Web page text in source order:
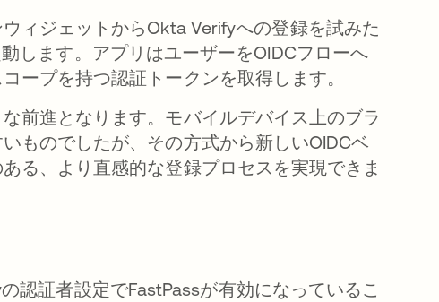
ィジェットからOkta Verifyへの登録を試みた
します。アプリはユーザーをOIDCフローへ
ープを持つ認証トークンを取得します。
前進となります。モバイルデバイス上のブラ
ものでしたが、その方式から新しいOIDCベ
る、より直感的な登録プロセスを実現できま
認証者設定でFastPassが有効になっているこ